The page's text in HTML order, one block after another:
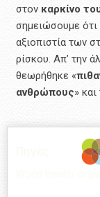
στον καρκίνο
σημειώσουμε ότι
αξιοπιστία των
ρίσκου. Απ’ την
θεωρήθηκε «
ανθρώπους»
World Health